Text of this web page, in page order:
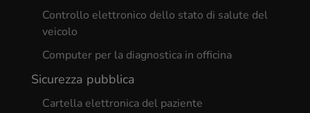
Controllo elettronico dello stato di salute del
veicolo
Computer per la diagnostica in officina
Sicurezza pubblica
Cartella elettronica del paziente